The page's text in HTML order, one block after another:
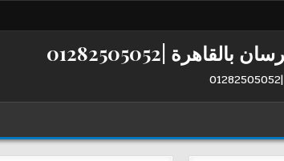
|01282505052